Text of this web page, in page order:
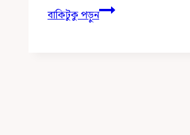
বাকিটুকু পড়ুনযেভাবে
ইন্টারেকশন